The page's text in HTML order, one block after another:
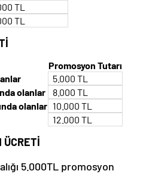
TL
TL
Promosyon Tutarı
5.000 TL
olanlar
8.000 TL
olanlar 10.000 TL
12.000 TL
ÜCRETİ
5.000TL promosyon